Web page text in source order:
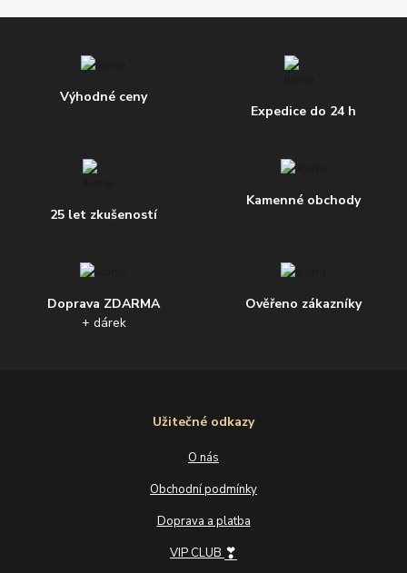
Výhodné ceny
Expedice do 24 h
25 let zkušeností
Kamenné obchody
Doprava ZDARMA
+ dárek
Ověřeno zákazníky
Užitečné odkazy
O nás
Obchodní podmínky
Doprava a platba
VIP CLUB ❣